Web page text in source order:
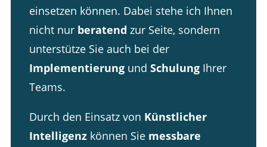
einsetzen können. Dabei stehe ich Ihnen
nicht nur beratend zur Seite, sondern
unterstütze Sie auch bei der
Implementierungund SchulungIhrer
Teams.
Durch den Einsatz von Künstlicher
Intelligenzkönnen Sie messbare